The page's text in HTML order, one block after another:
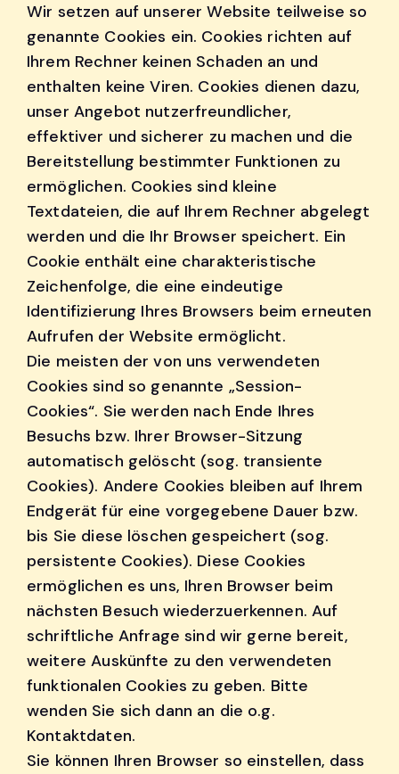
Wir setzen auf unserer Website teilweise so
genannte Cookies ein. Cookies richten auf
Ihrem Rechner keinen Schaden an und
enthalten keine Viren. Cookies dienen dazu,
unser Angebot nutzerfreundlicher,
effektiver und sicherer zu machen und die
Bereitstellung bestimmter Funktionen zu
ermöglichen. Cookies sind kleine
Textdateien, die auf Ihrem Rechner abgelegt
werden und die Ihr Browser speichert. Ein
Cookie enthält eine charakteristische
Zeichenfolge, die eine eindeutige
Identifizierung Ihres Browsers beim erneuten
Aufrufen der Website ermöglicht.
Die meisten der von uns verwendeten
Cookies sind so genannte „Session-
Cookies“. Sie werden nach Ende Ihres
Besuchs bzw. Ihrer Browser-Sitzung
automatisch gelöscht (sog. transiente
Cookies). Andere Cookies bleiben auf Ihrem
Endgerät für eine vorgegebene Dauer bzw.
bis Sie diese löschen gespeichert (sog.
persistente Cookies). Diese Cookies
ermöglichen es uns, Ihren Browser beim
nächsten Besuch wiederzuerkennen. Auf
schriftliche Anfrage sind wir gerne bereit,
weitere Auskünfte zu den verwendeten
funktionalen Cookies zu geben. Bitte
wenden Sie sich dann an die o.g.
Kontaktdaten.
Sie können Ihren Browser so einstellen, dass